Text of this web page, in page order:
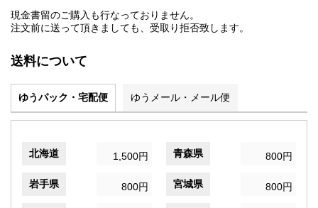
現金書留のご購入も行なっておりません。
注文前に送って頂きましても、受取り拒否致します。
送料について
ゆうパック・宅配便 ゆうメール・メール便
北海道 1,500円 青森県 800円
岩手県 800円 宮城県 800円